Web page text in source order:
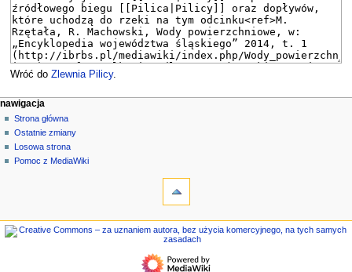
Wróć do Zlewnia Pilicy.
M
e
n
u
i
g
działania na stronie
strona
dyskusja
czytaj
kod
narzędzia osobiste
zaloguj
się
nawigacja
Strona główna
Ostatnie zmiany
Losowa strona
Pomoc z MediaWiki
linkowanych
nawigacja
Strona